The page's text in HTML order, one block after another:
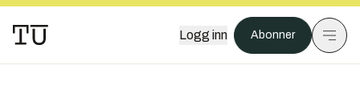
Logg inn Abonner